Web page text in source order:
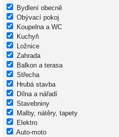
Bydlení obecně
Obývací pokoj
Koupelna a WC
Kuchyň
Ložnice
Zahrada
Balkon a terasa
Střecha
Hrubá stavba
Dílna a nářadí
Stavebniny
Malby, nátěry, tapety
Elektro
Auto-moto